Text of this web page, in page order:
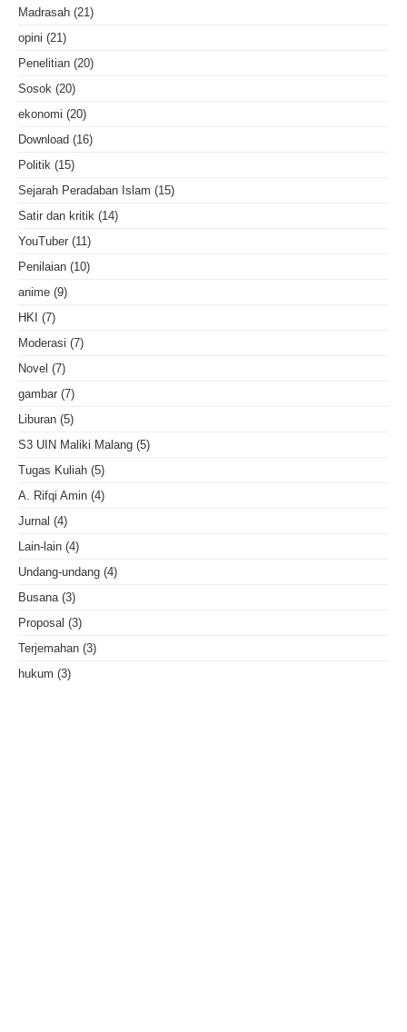
Madrasah (21)
opini (21)
Penelitian (20)
Sosok (20)
ekonomi (20)
Download (16)
Politik (15)
Sejarah Peradaban Islam (15)
Satir dan kritik (14)
YouTuber (11)
Penilaian (10)
anime (9)
HKI (7)
Moderasi (7)
Novel (7)
gambar (7)
Liburan (5)
S3 UIN Maliki Malang (5)
Tugas Kuliah (5)
A. Rifqi Amin (4)
Jurnal (4)
Lain-lain (4)
Undang-undang (4)
Busana (3)
Proposal (3)
Terjemahan (3)
hukum (3)